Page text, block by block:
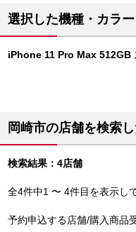
選択した機種・カラー
iPhone 11 Pro Max 512GB
岡崎市の店舗を検索
検索結果：4店舗
全4件中1 〜 4件目を表示し
予約申込する店舗/購入商品